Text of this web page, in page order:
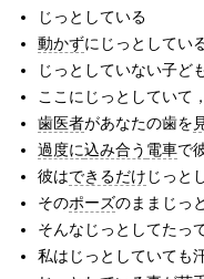
じっとしている
動かずにじっとしてい
じっとしていない子ど
ここにじっとしていて
歯医者があなたの歯を
過度に込み合う 電車で
彼はできるだけ じっと
そのポーズのままじっ
そんなじっとしてたって
私はじっとしていても